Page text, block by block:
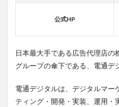
公式HP
日本最大手である広告代理店の
グループの傘下である、電通デ
電通デジタルは、デジタルマー
ティング・開発・実装、運用・